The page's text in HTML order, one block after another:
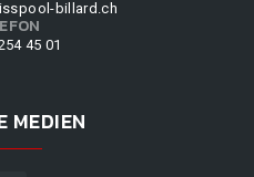
billard.ch
45 01
MEDIEN